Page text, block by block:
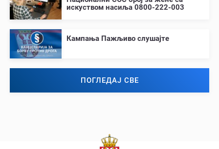
искуством насиља 0800-222-003
Кампања Пажљиво слушајте
ПОГЛЕДАЈ СВЕ